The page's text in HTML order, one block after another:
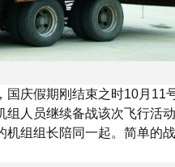
庆假期刚结束之时10月11
人员继续备战该次飞行活
组组长陪同一起。简单的